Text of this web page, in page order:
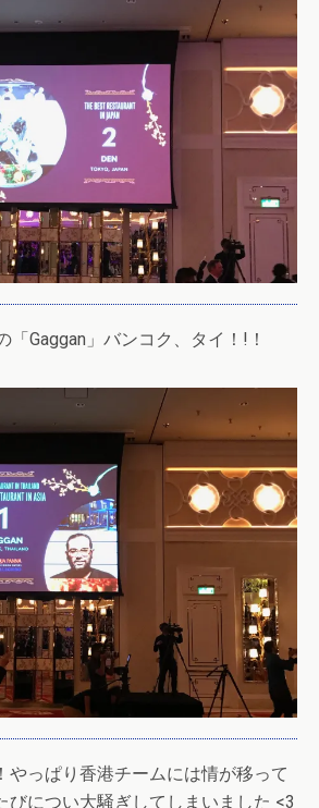
「Gaggan」バンコク、タイ！!！
やっぱり香港チームには情が移って
びについ大騒ぎしてしまいました <3